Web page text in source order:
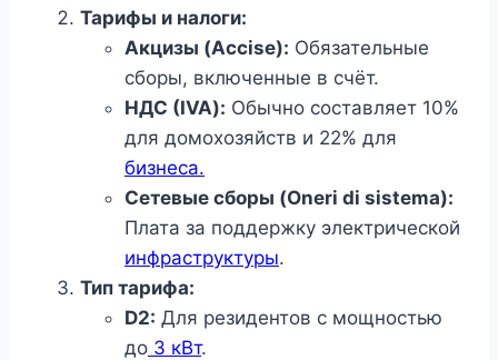
Тарифы и налоги:
Акцизы (Accise): Обязательные
сборы, включенные в счёт.
НДС (IVA): Обычно составляет 10%
для домохозяйств и 22% для
бизнеса.
Сетевые сборы (Oneri di sistema):
Плата за поддержку электрической
инфраструктуры.
Тип тарифа:
D2: Для резидентов с мощностью
до 3 кВт.